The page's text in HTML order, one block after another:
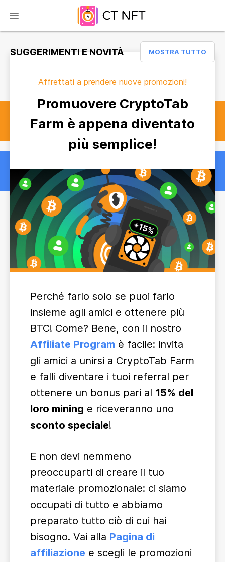
SUGGERIMENTI E NOVITÀ MOSTRA TUTTO
Affrettati a prendere nuove promozioni!
Promuovere CryptoTab
Farm è appena diventato
più semplice!
Perché farlo solo se puoi farlo
insieme agli amici e ottenere più
BTC! Come? Bene, con il nostro
Affiliate Program è facile: invita
gli amici a unirsi a CryptoTab Farm
e falli diventare i tuoi referral per
ottenere un bonus pari al 15% del
loro mining e riceveranno uno
sconto speciale!
E non devi nemmeno
preoccuparti di creare il tuo
materiale promozionale: ci siamo
occupati di tutto e abbiamo
preparato tutto ciò di cui hai
bisogno. Vai alla Pagina di
affiliazione e scegli le promozioni